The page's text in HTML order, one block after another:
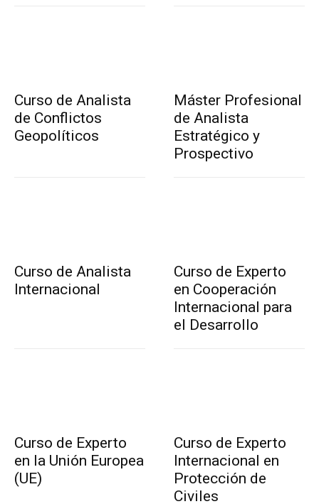
Curso de Analista
de Conflictos
Geopolíticos
Máster Profesional
de Analista
Estratégico y
Prospectivo
Curso de Analista
Internacional
Curso de Experto
en Cooperación
Internacional para
el Desarrollo
Curso de Experto
en la Unión Europea
(UE)
Curso de Experto
Internacional en
Protección de
Civiles